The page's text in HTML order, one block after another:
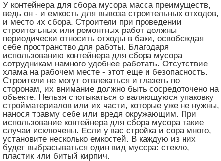
У контейнера для сбора мусора масса преимуществ,
ведь он - и емкость для вывоза строительных отходов,
и место их сбора. Строители при проведении
строительных или ремонтных работ должны
периодически относить отходы в баки, освобождая
себе пространство для работы. Благодаря
использованию контейнера для сбора мусора
сотрудникам намного удобнее работать. Отсутствие
хлама на рабочем месте - этот еще и безопасность.
Строители не могут отвлекаться и глазеть по
сторонам, их внимание должно быть сосредоточено на
объекте. Нельзя спотыкаться о валяющуюся упаковку
стройматериалов или их части, которые уже не нужны,
нанося травму себе или вредя окружающим. При
использование контейнера для сбора мусора такие
случаи исключены. Если у вас стройка и сора много,
установите несколько емкостей. В каждую из них
будет выбрасываться один вид мусора: стекло,
пластик или битый кирпич.